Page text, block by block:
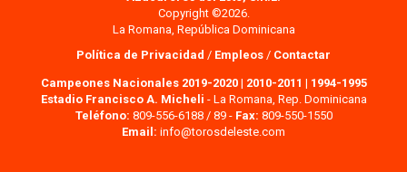
Copyright ©2026.
La Romana, República Dominicana
Política de Privacidad / Empleos / Contactar
Campeones Nacionales 2019-2020| 2010-2011 | 1994-1995
Estadio Francisco A. Micheli - La Romana, Rep. Dominicana
Teléfono: 809-556-6188 / 89 - Fax: 809-550-1550
Email: info@torosdeleste.com